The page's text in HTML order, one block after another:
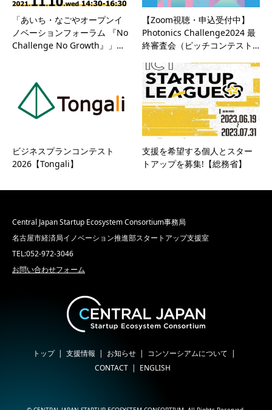
「あいち・なごやオープンイ
ノベーションフォーラム 『No
Challenge No Growth』」…
【Zoom視聴・申込受付中】
Photonics Challenge2024 最
終審査会（ピッチコンテスト…
ビジネスプランコンテスト
2026【Tongali】
支援を希望する個人とスター
トアップを募集!【総務省】
Central Japan Startup Ecosystem Consortium事務局
名古屋市経済局イノベーション推進部スタートアップ支援室
TEL:052-972-3046
お問い合わせフォーム
トップ 支援情報 お知らせ
コンソーシアムについて
CONTACT
ENGLISH